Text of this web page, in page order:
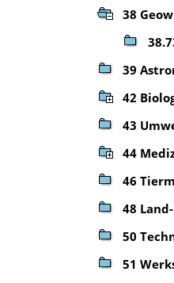
38
39
42
43
44
46
48
50
51